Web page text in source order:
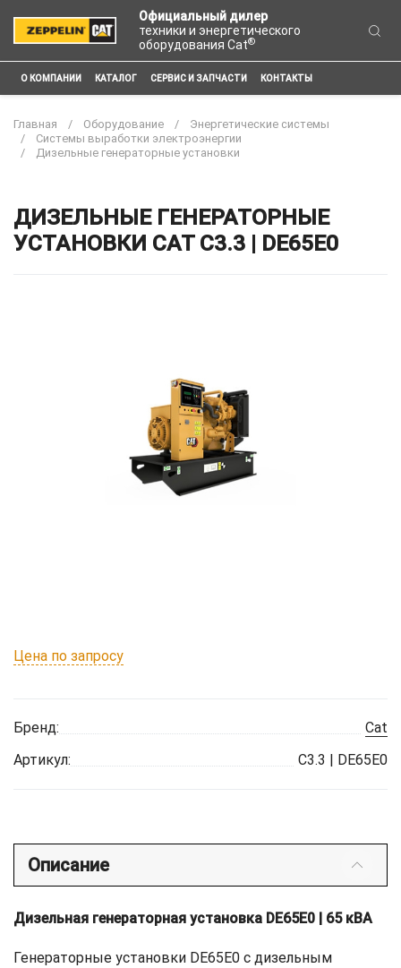
Официальный дилер
техники и энергетического
оборудования Cat®
О КОМПАНИИ КАТАЛОГ СЕРВИС И ЗАПЧАСТИ КОНТАКТЫ
Главная Оборудование
Энергетические системы
Системы выработки электроэнергии
Дизельные генераторные установки
ДИЗЕЛЬНЫЕ ГЕНЕРАТОРНЫЕ
УСТАНОВКИ CAT C3.3 | DE65E0
Цена по запросу
Бренд:
Cat
Артикул:
C3.3 | DE65E0
Описание
Дизельная генераторная установка DE65E0 | 65 кВА
Генераторные установки DE65E0 с дизельным